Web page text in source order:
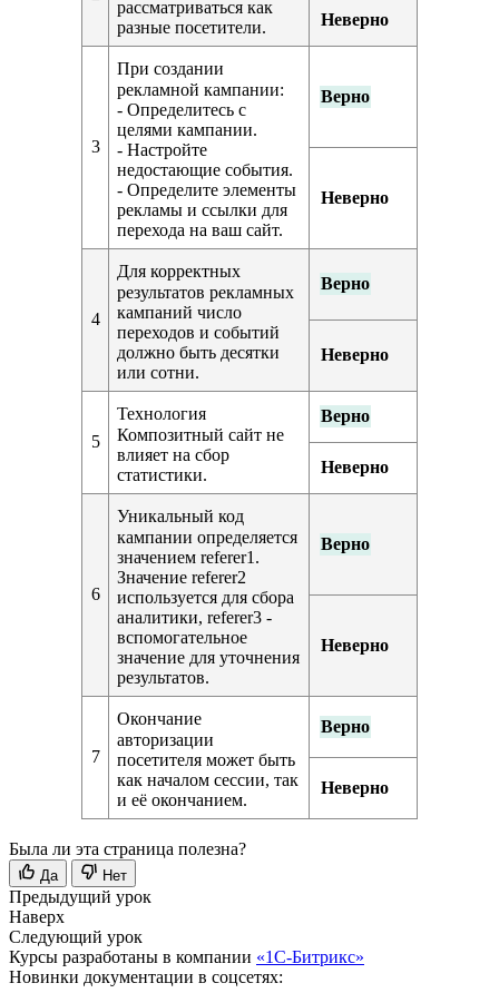
рассматриваться как
разные посетители.
Неверно
3
При создании
рекламной кампании:
- Определитесь с
целями кампании.
- Настройте
недостающие события.
- Определите элементы
рекламы и ссылки для
перехода на ваш сайт.
Верно
Неверно
4
Для корректных
результатов рекламных
кампаний число
переходов и событий
должно быть десятки
или сотни.
Верно
Неверно
5
Технология
Композитный сайт не
влияет на сбор
статистики.
Верно
Неверно
6
Уникальный код
кампании определяется
значением referer1.
Значение referer2
используется для сбора
аналитики, referer3 -
вспомогательное
значение для уточнения
результатов.
Верно
Неверно
7
Окончание
авторизации
посетителя может быть
как началом сессии, так
и её окончанием.
Верно
Неверно
Была ли эта страница полезна?
Да Нет
Предыдущий урок
Наверх
Следующий урок
Курсы разработаны в компании «1С-Битрикс»
Новинки документации в соцсетях: